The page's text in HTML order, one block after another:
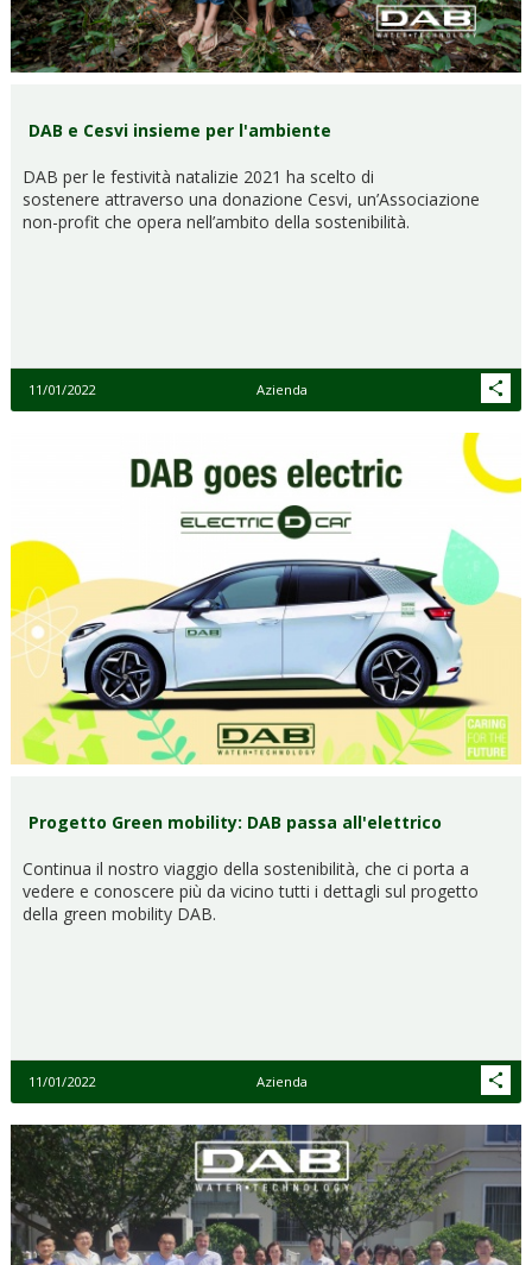
DAB e Cesvi insieme per l'ambiente
DAB per le festività natalizie 2021 ha scelto di
sostenere attraverso una donazione Cesvi, un’Associazione
non-profit che opera nell’ambito della sostenibilità.
11/01/2022 Azienda
Progetto Green mobility: DAB passa all'elettrico
Continua il nostro viaggio della sostenibilità, che ci porta a
vedere e conoscere più da vicino tutti i dettagli sul progetto
della green mobility DAB.
11/01/2022 Azienda